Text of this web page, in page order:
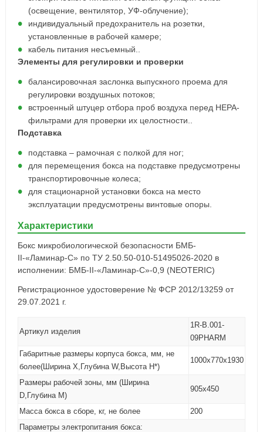
(освещение, вентилятор, УФ-облучение);
индивидуальный предохранитель на розетки,
установленные в рабочей камере;
кабель питания несъемный..
Элементы для регулировки и проверки
балансировочная заслонка выпускного проема для
регулировки воздушных потоков;
встроенный штуцер отбора проб воздуха перед НЕРА-
фильтрами для проверки их целостности..
Подставка
подставка – рамочная с полкой для ног;
для перемещения бокса на подставке предусмотрены
транспортировочные колеса;
для стационарной установки бокса на место
эксплуатации предусмотрены винтовые опоры.
Характеристики
Бокс микробиологической безопасности БМБ-
II-«Ламинар-С» по ТУ 2.50.50-010-51495026-2020 в
исполнении: БМБ-II-«Ламинар-С»-0,9 (NEOTERIC)
Регистрационное удостоверение № ФСР 2012/13259 от
29.07.2021 г.
Артикул изделия
1R-B.001-
09PHARM
Габаритные размеры корпуса бокса, мм, не
более(Ширина Х,Глубина W,Высота H*)
1000х770х1930
Размеры рабочей зоны, мм (Ширина
D,Глубина M)
905х450
Масса бокса в сборе, кг, не более
200
Параметры электропитания бокса: